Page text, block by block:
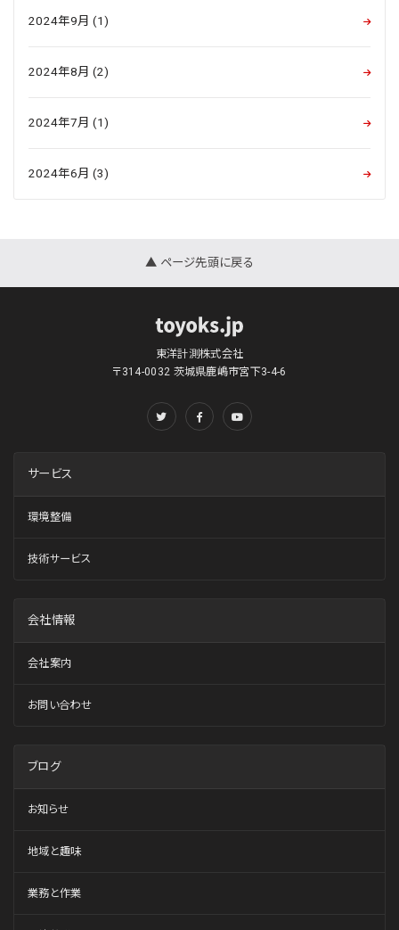
2024年9月 (1)
2024年8月 (2)
2024年7月 (1)
2024年6月 (3)
▲ ページ先頭に戻る
東洋計測株式会社
〒314-0032 茨城県鹿嶋市宮下3-4-6
サービス
環境整備
技術サービス
会社情報
会社案内
お問い合わせ
ブログ
お知らせ
地域と趣味
業務と作業